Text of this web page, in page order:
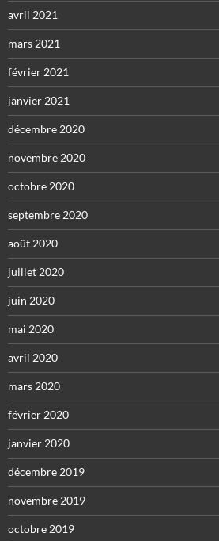
avril 2021
mars 2021
février 2021
janvier 2021
décembre 2020
novembre 2020
octobre 2020
septembre 2020
août 2020
juillet 2020
juin 2020
mai 2020
avril 2020
mars 2020
février 2020
janvier 2020
décembre 2019
novembre 2019
octobre 2019